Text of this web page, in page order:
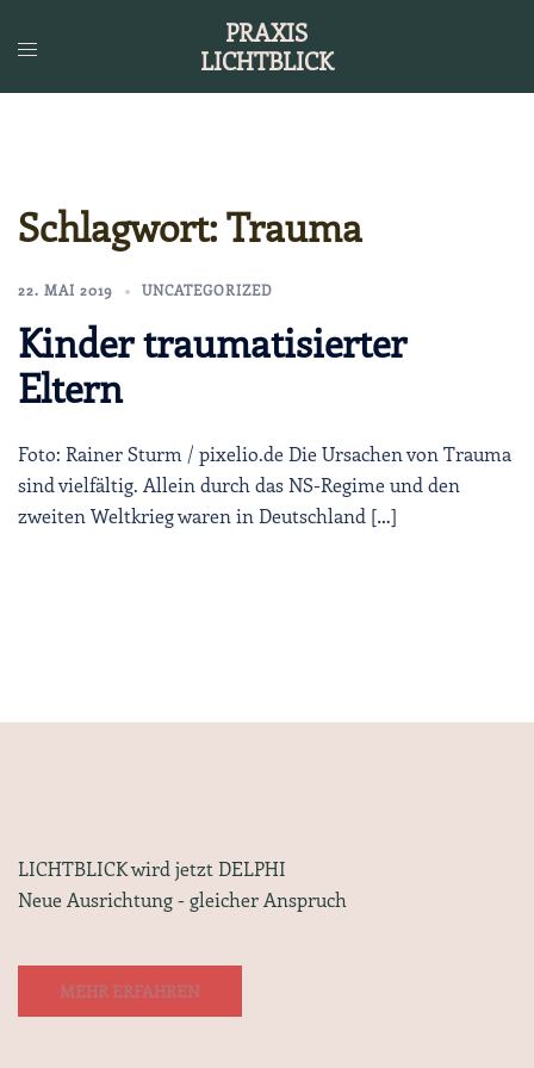
Inhalt
PRAXIS
LICHTBLICK
Schlagwort:Trauma
22. MAI 2019 UNCATEGORIZED
Kinder traumatisierter
Eltern
Foto: Rainer Sturm / pixelio.de Die Ursachen von Trauma
sind vielfältig. Allein durch das NS-Regime und den
zweiten Weltkrieg waren in Deutschland […]
LICHTBLICK wird jetzt DELPHI
Neue Ausrichtung - gleicher Anspruch
MEHR ERFAHREN